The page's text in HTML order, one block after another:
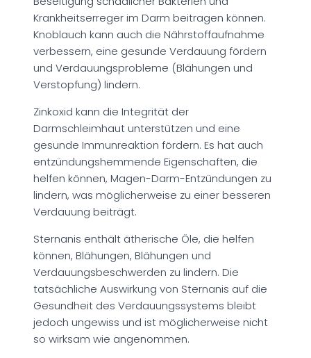
Krankheitserreger im Darm beitragen können.
Knoblauch kann auch die Nährstoffaufnahme
verbessern, eine gesunde Verdauung fördern
und Verdauungsprobleme (Blähungen und
Verstopfung) lindern.
Zinkoxid kann die Integrität der
Darmschleimhaut unterstützen und eine
gesunde Immunreaktion fördern. Es hat auch
entzündungshemmende Eigenschaften, die
helfen können, Magen-Darm-Entzündungen zu
lindern, was möglicherweise zu einer besseren
Verdauung beiträgt.
Sternanis enthält ätherische Öle, die helfen
können, Blähungen, Blähungen und
Verdauungsbeschwerden zu lindern. Die
tatsächliche Auswirkung von Sternanis auf die
Gesundheit des Verdauungssystems bleibt
jedoch ungewiss und ist möglicherweise nicht
so wirksam wie angenommen.